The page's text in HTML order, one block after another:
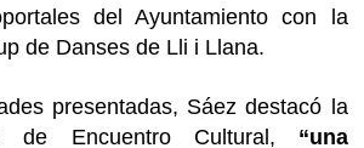
del Ayuntamiento con la
de Danses de Lli i Llana.
presentadas, Sáez destacó la
de Encuentro Cultural, “una